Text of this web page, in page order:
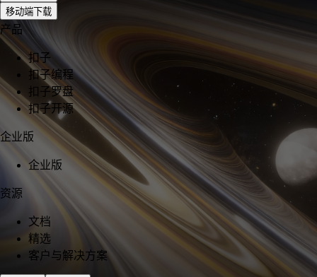
移动端下载
产品
扣子
扣子编程
扣子罗盘
扣子开源
企业版
企业版
资源
文档
精选
客户与解决方案